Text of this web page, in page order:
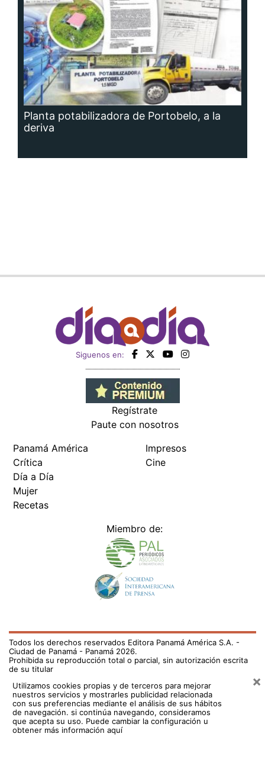
Planta potabilizadora de Portobelo, a la
deriva
Siguenos en:
Regístrate
Paute con nosotros
Panamá América
Crítica
Día a Día
Mujer
Recetas
Impresos
Cine
Miembro de:
Todos los derechos reservados Editora Panamá América S.A. -
Ciudad de Panamá - Panamá 2026.
Prohibida su reproducción total o parcial, sin autorización escrita
de su titular
Utilizamos cookies propias y de terceros para mejorar
nuestros servicios y mostrarles publicidad relacionada
con sus preferencias mediante el análisis de sus hábitos
de navegación. si continúa navegando, consideramos
que acepta su uso. Puede cambiar la configuración u
obtener más información aquí
×